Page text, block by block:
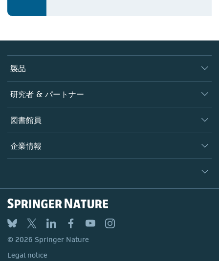
製品
ジャーナル
書籍
プラットフォーム
研究者 & パートナー
著者
編集者
オープンサイエンス
図書館員
概要
製品
サービスツール
アカウント・ディベロップメント
ブログ
お問い合わせ
企業情報
採用情報
プロフェッショナル
General terms and conditions
Privacy
Your Privacy Choices / Manage Cookies
Accessibility
© 2026 Springer Nature
Legal notice